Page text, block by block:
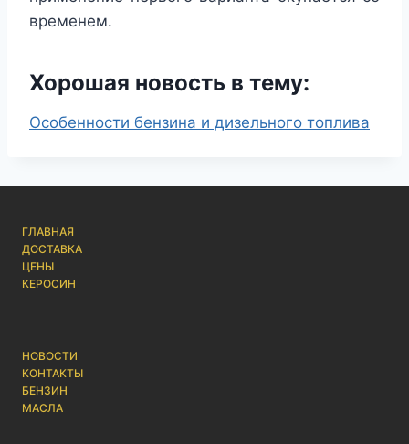
временем.
Хорошая новость в тему:
Особенности бензина и дизельного топлива
ГЛАВНАЯ
ДОСТАВКА
ЦЕНЫ
КЕРОСИН
НОВОСТИ
КОНТАКТЫ
БЕНЗИН
МАСЛА